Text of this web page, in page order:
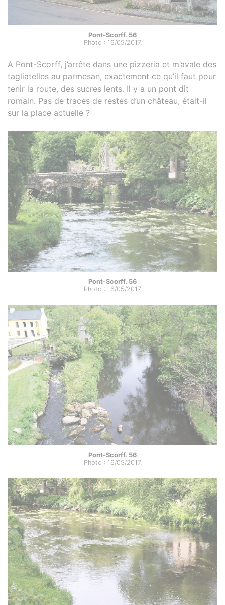
Pont-Scorff. 56
Photo : 16/05/2017.
A Pont-Scorff, j’arrête dans une pizzeria et m’avale des
tagliatelles au parmesan, exactement ce qu’il faut pour
tenir la route, des sucres lents. Il y a un pont dit
romain. Pas de traces de restes d’un château, était-il
sur la place actuelle ?
Pont-Scorff. 56
Photo : 16/05/2017.
Pont-Scorff. 56
Photo : 16/05/2017.